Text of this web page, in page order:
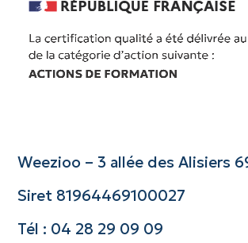
Weezioo – 3 allée des Alisiers
Siret 81964469100027
Tél : 04 28 29 09 09